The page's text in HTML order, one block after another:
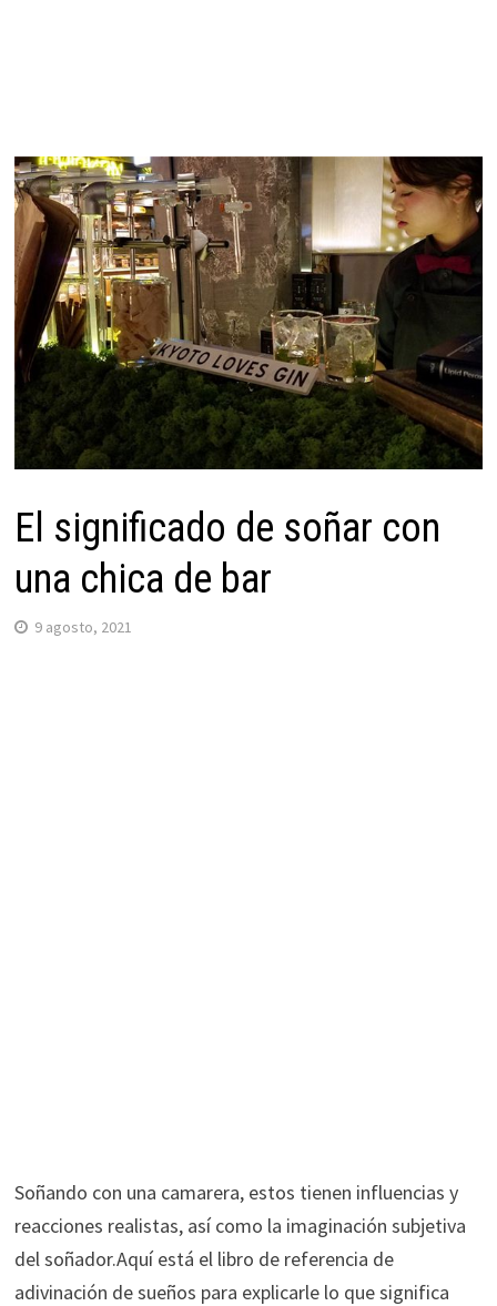
El significado de soñar con
una chica de bar
9 agosto, 2021
Soñando con una camarera, estos tienen influencias y
reacciones realistas, así como la imaginación subjetiva
del soñador.Aquí está el libro de referencia de
adivinación de sueños para explicarle lo que significa